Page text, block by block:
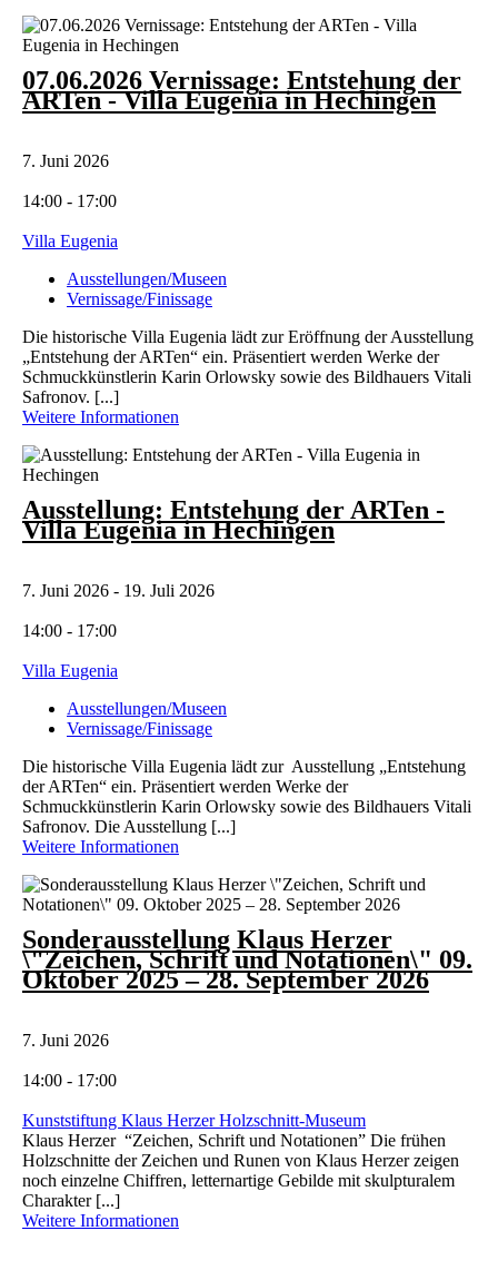
07.06.2026 Vernissage: Entstehung der
ARTen - Villa Eugenia in Hechingen
7. Juni 2026
14:00 - 17:00
Villa Eugenia
Ausstellungen/Museen
Vernissage/Finissage
Die historische Villa Eugenia lädt zur Eröffnung der Ausstellung
„Entstehung der ARTen“ ein. Präsentiert werden Werke der
Schmuckkünstlerin Karin Orlowsky sowie des Bildhauers Vitali
Safronov. [...]
Weitere Informationen
Ausstellung: Entstehung der ARTen -
Villa Eugenia in Hechingen
7. Juni 2026 - 19. Juli 2026
14:00 - 17:00
Villa Eugenia
Ausstellungen/Museen
Vernissage/Finissage
Die historische Villa Eugenia lädt zur Ausstellung „Entstehung
der ARTen“ ein. Präsentiert werden Werke der
Schmuckkünstlerin Karin Orlowsky sowie des Bildhauers Vitali
Safronov. Die Ausstellung [...]
Weitere Informationen
Sonderausstellung Klaus Herzer
\"Zeichen, Schrift und Notationen\" 09.
Oktober 2025 – 28. September 2026
7. Juni 2026
14:00 - 17:00
Kunststiftung Klaus Herzer Holzschnitt-Museum
Klaus Herzer “Zeichen, Schrift und Notationen” Die frühen
Holzschnitte der Zeichen und Runen von Klaus Herzer zeigen
noch einzelne Chiffren, letternartige Gebilde mit skulpturalem
Charakter [...]
Weitere Informationen